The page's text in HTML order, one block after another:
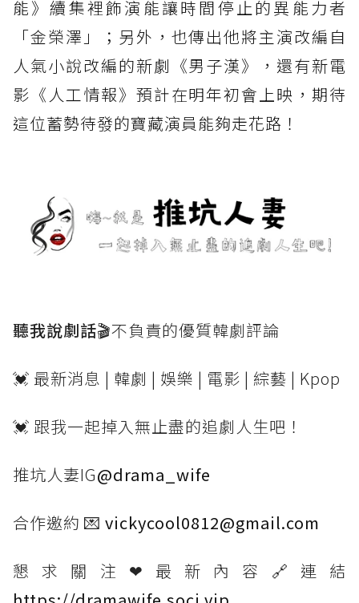
能》續集裡飾演能讓時間停止的異能力者
「金榮澤」；另外，也傳出他將主演改編自
人氣小說改編的新劇《男子漢》，還有新電
影《人工情報》預計在明年初會上映，期待
這位蓄勢待發的寶藏演員能夠走花路！
聽我說劇話🎬不負責的優質韓劇評論
💓 最新消息 | 韓劇 | 娛樂 | 電影 | 綜藝 | Kpop
💓 跟我一起掉入無止盡的追劇人生吧！
推坑人妻IG@drama_wife
合作邀約 💌 vickycool0812@gmail.com
懇求關注❤最新內容🔗連結